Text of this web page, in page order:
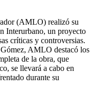
(AMLO) realizó su
Interurbano, un proyecto
críticas y controversias.
AMLO destacó los
de la obra, que
se llevará a cabo en
durante su